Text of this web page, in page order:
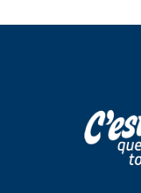
Français
Formation
Service